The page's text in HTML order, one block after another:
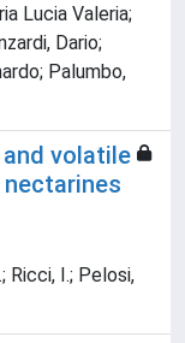
Lucia Valeria;
Dario;
Palumbo,
volatile
nectarines
Ricci, I.; Pelosi,